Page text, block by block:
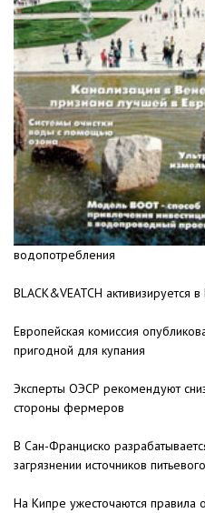
водопотребления
BLACK&VEATCH активизируется
Европейская комиссия
пригодной для купания
Эксперты ОЭСР рекомендуют
стороны фермеров
В Сан-Франциско
загрязнении источников
На Кипре ужесточаются правила